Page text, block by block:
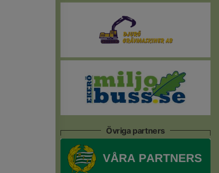
Övriga partners